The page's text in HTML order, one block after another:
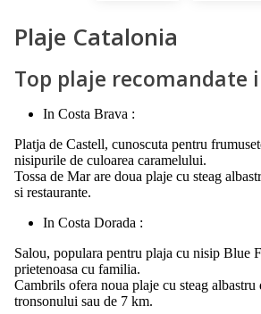
Plaje Catalonia
Top plaje recomandate
In Costa Brava :
Platja de Castell, cunoscuta pentru
nisipurile de culoarea caramelului.
Tossa de Mar are doua plaje cu steag
si restaurante.
In Costa Dorada :
Salou, populara pentru plaja cu nisip Blue
prietenoasa cu familia.
Cambrils ofera noua plaje cu steag albastru
tronsonului sau de 7 km.